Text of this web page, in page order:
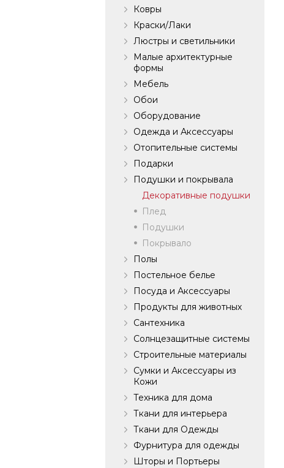
Ковры
Краски/Лаки
Люстры и светильники
Малые архитектурные
формы
Мебель
Обои
Оборудование
Одежда и Аксессуары
Отопительные системы
Подарки
Подушки и покрывала
Декоративные подушки
Плед
Подушки
Покрывало
Полы
Постельное белье
Посуда и Аксессуары
Продукты для животных
Сантехника
Солнцезащитные системы
Строительные материалы
Сумки и Аксессуары из
Кожи
Техника для дома
Ткани для интерьера
Ткани для Одежды
Фурнитура для одежды
Шторы и Портьеры